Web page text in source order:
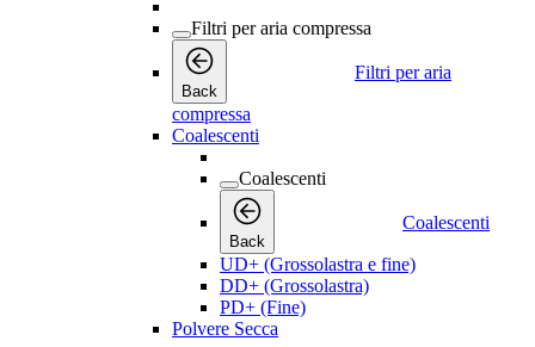
Filtri per aria compressa
Back
Filtri per aria
compressa
Coalescenti
Coalescenti
Back
Coalescenti
UD+ (Grossolastra e fine)
DD+ (Grossolastra)
PD+ (Fine)
Polvere Secca